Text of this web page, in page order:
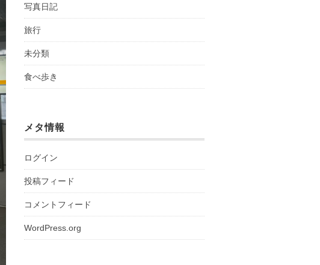
写真日記
旅行
未分類
食べ歩き
メタ情報
ログイン
投稿フィード
コメントフィード
WordPress.org